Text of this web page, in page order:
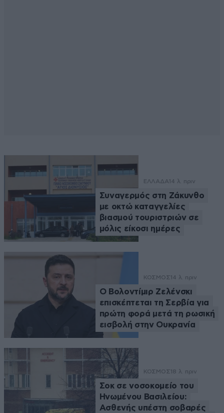
ΕΛΛΑΔΑ 14 λ. πριν
Συναγερμός στη Ζάκυνθο
με οκτώ καταγγελίες
βιασμού τουριστριών σε
μόλις είκοσι ημέρες
ΚΟΣΜΟΣ 14 λ. πριν
Ο Βολοντίμιρ Ζελένσκι
επισκέπτεται τη Σερβία για
πρώτη φορά μετά τη ρωσική
εισβολή στην Ουκρανία
ΚΟΣΜΟΣ 18 λ. πριν
Σοκ σε νοσοκομείο του
Ηνωμένου Βασιλείου:
Ασθενής υπέστη σοβαρές